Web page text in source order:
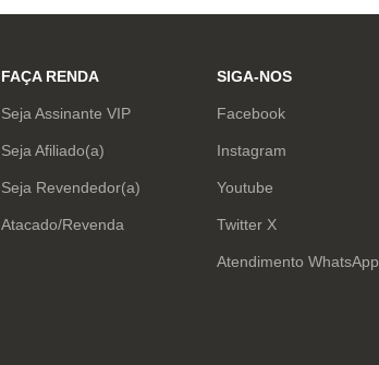
FAÇA RENDA
Seja Assinante VIP
Seja Afiliado(a)
Seja Revendedor(a)
Atacado/Revenda
SIGA-NOS
Facebook
Instagram
Youtube
Twitter X
Atendimento WhatsApp